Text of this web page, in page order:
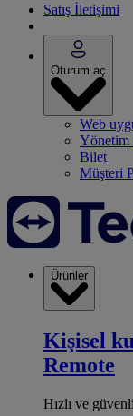
Satış İletişimi
Oturum aç
Web
Yönetim
Bilet
Müşteri
Ürünler
Kişisel
Remote
Hızlı ve